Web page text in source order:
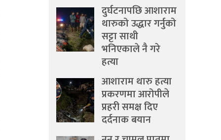
दुर्घटनापछि आशाराम
थारुको उद्धार गर्नुको
सट्टा साथी
भनिएकाले नै गरे
हत्या
आशाराम थारु हत्या
प्रकरणमा आरोपीले
प्रहरी समक्ष दिए
दर्दनाक बयान